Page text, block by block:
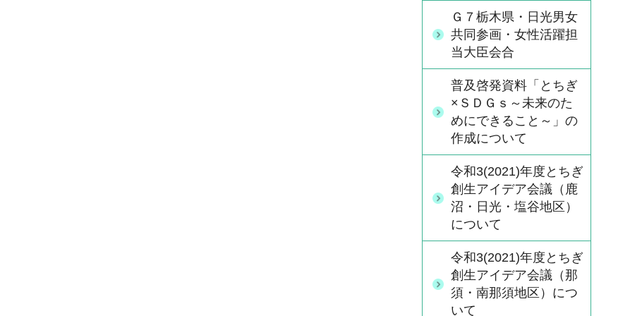
Ｇ７栃木県・日光男女
共同参画・女性活躍担
当大臣会合
普及啓発資料「とちぎ
×ＳＤＧｓ～未来のた
めにできること～」の
作成について
令和3(2021)年度とちぎ
創生アイデア会議（鹿
沼・日光・塩谷地区）
について
令和3(2021)年度とちぎ
創生アイデア会議（那
須・南那須地区）につ
いて